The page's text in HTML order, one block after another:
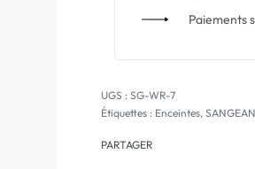
Paiements
SG-WR-7
Étiquettes : Enceintes, SANGEAN
PARTAGER